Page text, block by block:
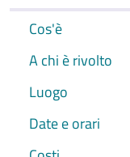
Cos'è
A chi è rivolto
Luogo
Date e orari